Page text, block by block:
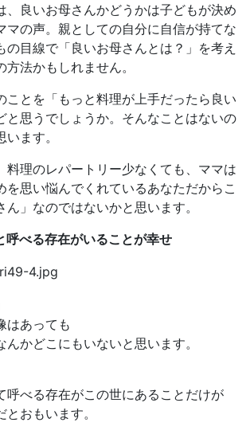
、良いお母さんかどうかは子どもが決め
マの声。親としての自分に自信が持てな
の目線で「良いお母さんとは？」を考え
法かもしれません。
ことを「もっと料理が上手だったら良い
と思うでしょうか。そんなことはないの
ます。
料理のレパートリー少なくても、ママは
を思い悩んでくれているあなただからこ
ん」なのではないかと思います。
呼べる存在がいることが幸せ
はあっても
かどこにもいないと思います。
呼べる存在がこの世にあることだけが
おもいます。